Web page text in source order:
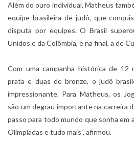
Além do ouro individual, Matheus
equipe brasileira de judô, que
disputa por equipes. O Brasil
Unidos e da Colômbia, e na final, a de
Com uma campanha histórica de 12
prata e duas de bronze, o judô
impressionante. Para Matheus, os
são um degrau importante na carreira
passo para todo mundo que sonha em
Olimpíadas e tudo mais", afirmou.